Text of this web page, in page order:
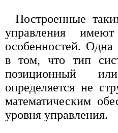
Построенные
управления
особенностей. Одна
в том, что тип
позиционный
определяется не
математическим
уровня управления.